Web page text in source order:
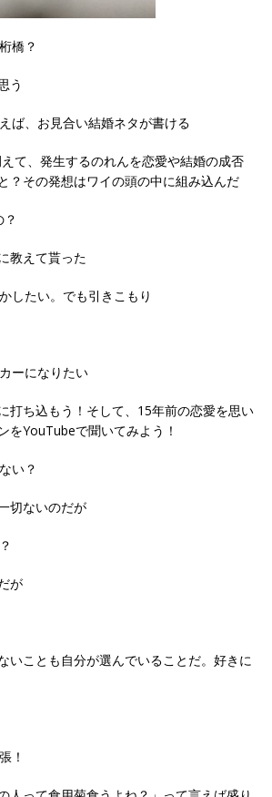
橋？
う
ば、お見合い結婚ネタが書ける
て、発生するのれんを恋愛や結婚の成否
？その発想はワイの頭の中に組み込んだ
教えて貰った
したい。でも引きこもり
ーになりたい
打ち込もう！そして、15年前の恋愛を思い
をYouTubeで聞いてみよう！
い？
切ないのだが
が
いことも自分が選んでいることだ。好きに
！